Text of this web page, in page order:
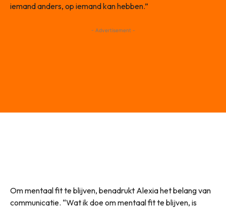
iemand anders, op iemand kan hebben.”
- Advertisement -
Om mentaal fit te blijven, benadrukt Alexia het belang van
communicatie. “Wat ik doe om mentaal fit te blijven, is